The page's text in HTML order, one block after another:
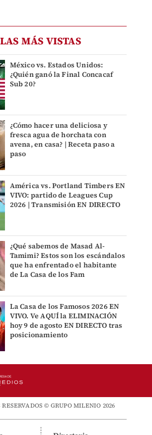
LAS MÁS VISTAS
México vs. Estados Unidos:
¿Quién ganó la Final Concacaf
Sub 20?
¿Cómo hacer una deliciosa y
fresca agua de horchata con
avena, en casa? | Receta paso a
paso
América vs. Portland Timbers EN
VIVO: partido de Leagues Cup
2026 | Transmisión EN DIRECTO
¿Qué sabemos de Masad Al-
Tamimi? Estos son los escándalos
que ha enfrentado el habitante
de La Casa de los Fam
La Casa de los Famosos 2026 EN
VIVO. Ve AQUÍ la ELIMINACIÓN
hoy 9 de agosto EN DIRECTO tras
posicionamiento
RESERVADOS © GRUPO MILENIO 2026